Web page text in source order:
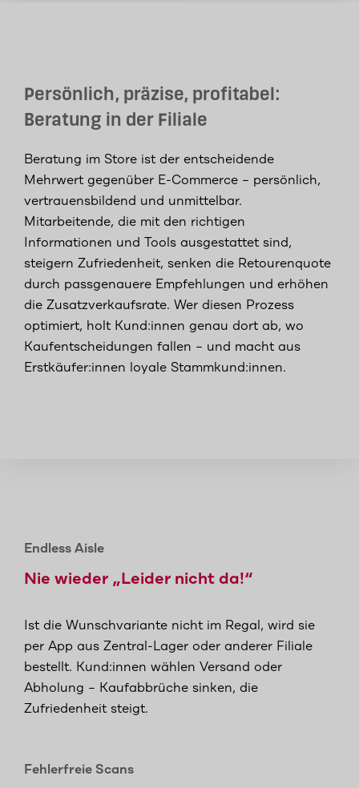
Persönlich, präzise, profitabel:
Beratung in der Filiale
Beratung im Store ist der entscheidende
Mehrwert gegenüber E-Commerce – persönlich,
vertrauensbildend und unmittelbar.
Mitarbeitende, die mit den richtigen
Informationen und Tools ausgestattet sind,
steigern Zufriedenheit, senken die Retourenquote
durch passgenauere Empfehlungen und erhöhen
die Zusatzverkaufsrate. Wer diesen Prozess
optimiert, holt Kund:innen genau dort ab, wo
Kaufentscheidungen fallen – und macht aus
Erstkäufer:innen loyale Stammkund:innen.
Endless Aisle
Nie wieder „Leider nicht da!“
Ist die Wunschvariante nicht im Regal, wird sie
per App aus Zentral-Lager oder anderer Filiale
bestellt. Kund:innen wählen Versand oder
Abholung – Kaufabbrüche sinken, die
Zufriedenheit steigt.
Fehlerfreie Scans